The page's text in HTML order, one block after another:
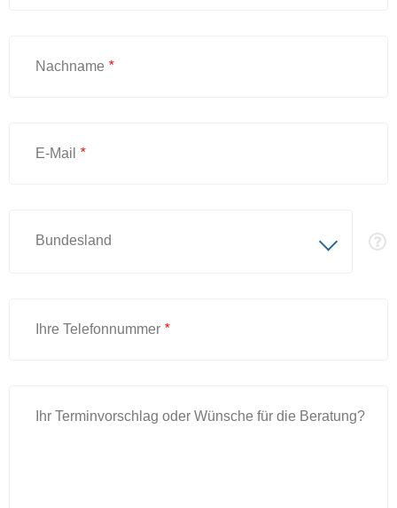
Nachname *
E-Mail *
Bundesland
Ihre Telefonnummer *
Ihr Terminvorschlag oder Wünsche für die Beratung?